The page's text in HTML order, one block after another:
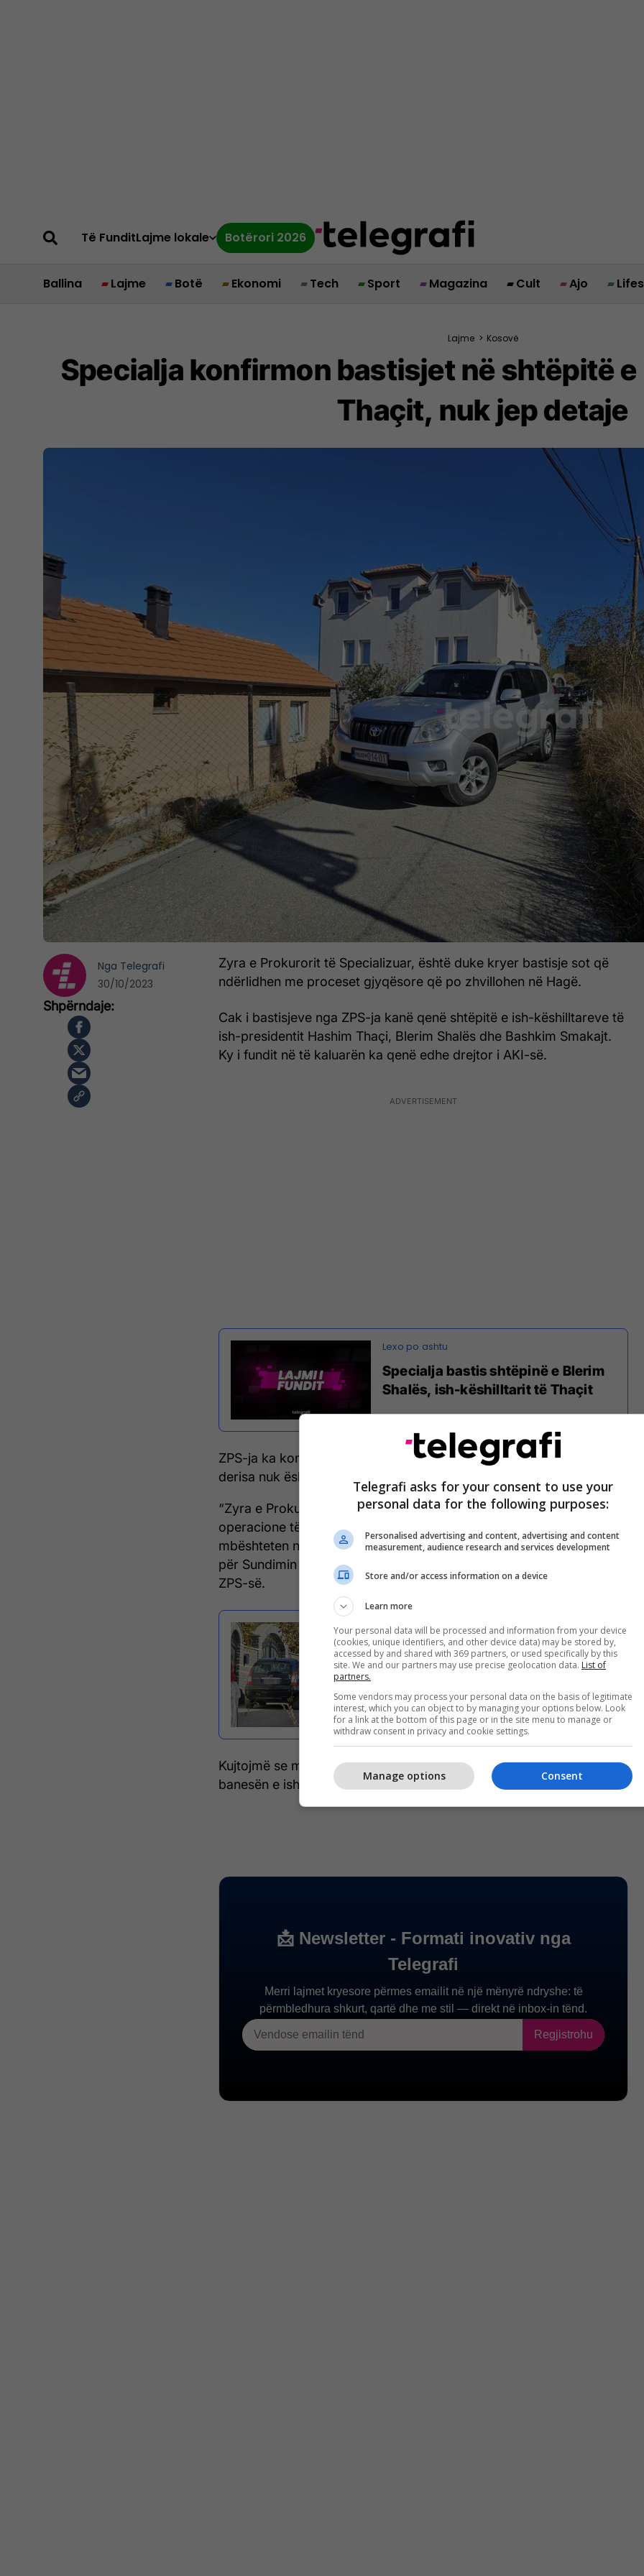
Të FunditLajme lokale Botërori 2026
Ballina Lajme Botë Ekonomi Tech Sport Magazina Cult Ajo
Lajme > Kosovë
Specialja konfirmon bastisjet në shtëpitë
Thaçit, nuk jep detaje
Zyra e Prokurorit të Specializuar, është duke kryer bastisje sot që
ndërlidhen me proceset gjyqësore që po zhvillohen në Hagë.
Cak i bastisjeve nga ZPS-ja kanë qenë shtëpitë e ish-këshilltareve të
ish-presidentit Hashim Thaçi, Blerim Shalës dhe Bashkim Smakajt.
Ky i fundit në të kaluarën ka qenë edhe drejtor i AKI-së.
Specialja bastis shtëpinë e Blerim
Shalës, ish-këshilltarit të Thaçit
ZPS-ja ka konfirmuar për Telegrafin kryerjen e këtyre bastisjeve,
derisa nuk është që ka shpalosur detaje të tjera.
“Zyra e Prokurorit të Specializuar (SPO) është duke zhvilluar
operacione të vazhdueshme në Kosovë. Operacionet e PSP-së po
mbështeten nga Policia e Kosovës dhe Misioni i Bashkimit Evropian
për Sundimin e Ligjit në Kosovë (EULEX)”, thuhet në përgjigjen e
ZPS-së.
Përveç Shalës - bastisje po kryhen
edhe në shtëpinë e ish-shefit të
AKI-së, Bashkim Smakaj
Kujtojmë se muaj më parë Gjykata Speciale kishte bastisur edhe
banesën e ish-këshilltarit të Hashim Thaçit, Adil Behramaj. /Telegrafi/
Nga Telegrafi
30/10/2023
Telegrafi asks for your consent to use your
personal data for the following purposes:
Personalised advertising and content, advertising and content
measurement, audience research and services development
Store and/or access information on a device
Learn more
Your personal data will be processed and information from your device
(cookies, unique identifiers, and other device data) may be stored by,
accessed by and shared with 369 partners, or used specifically by this
site. We and our partners may use precise geolocation data. List of
partners.
Some vendors may process your personal data on the basis of legitimate
interest, which you can object to by managing your options below. Look
for a link at the bottom of this page or in the site menu to manage or
withdraw consent in privacy and cookie settings.
Consent
Manage options